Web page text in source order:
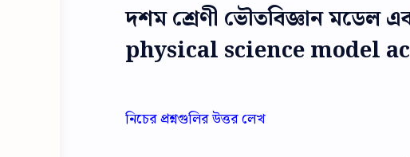
দশম শ্রেণী ভৌতবিজ্ঞান মডেল
physical science model
নিচের প্রশ্নগুলির উত্তর লেখ